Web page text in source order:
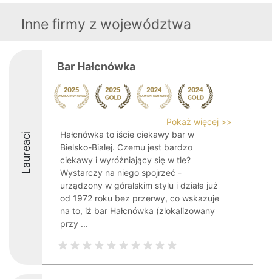
Inne firmy z województwa
Laureaci
Bar Hałcnówka
Pokaż więcej >>
Hałcnówka to iście ciekawy bar w
Bielsko-Białej. Czemu jest bardzo
ciekawy i wyróżniający się w tle?
Wystarczy na niego spojrzeć -
urządzony w góralskim stylu i działa już
od 1972 roku bez przerwy, co wskazuje
na to, iż bar Hałcnówka (zlokalizowany
przy ...